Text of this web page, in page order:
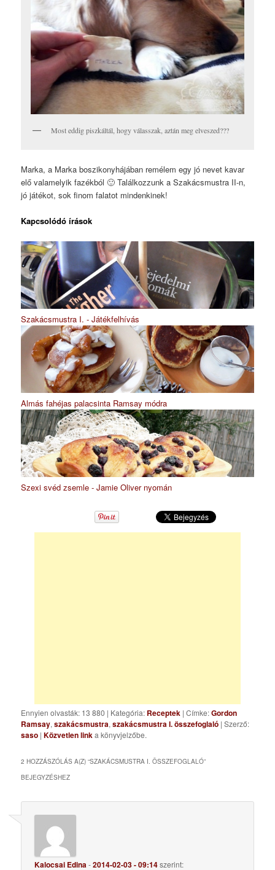
Most eddig piszkáltál, hogy válasszak, aztán meg elveszed???
Marka, a Marka boszikonyhájában remélem egy jó nevet kavar
elő valamelyik fazékból 🙂 Találkozzunk a Szakácsmustra II-n,
jó játékot, sok finom falatot mindenkinek!
Kapcsolódó írások
Szakácsmustra I. - Játékfelhívás
Almás fahéjas palacsinta Ramsay módra
Szexi svéd zsemle - Jamie Oliver nyomán
Ennyien olvasták: 13 880 | Kategória: Receptek | Címke:Gordon
Ramsay,szakácsmustra,szakácsmustra I. összefoglaló | Szerző:
saso |Közvetlen linka könyvjelzőbe.
2 HOZZÁSZÓLÁS A(Z) “SZAKÁCSMUSTRA I. ÖSSZEFOGLALÓ”
BEJEGYZÉSHEZ
Kalocsai Edina-2014-02-03 - 09:14szerint: